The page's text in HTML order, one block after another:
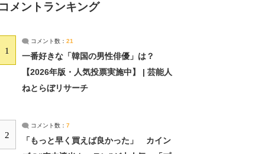
メントランキング
1
コメント数： 21
一番好きな「韓国の男性俳優」は？
【2026年版・人気投票実施中】 | 芸能人
ねとらぼリサーチ
2
コメント数： 7
「もっと早く買えば良かった」 カイン